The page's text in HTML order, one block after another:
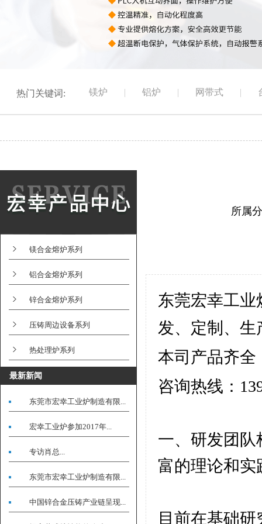
热门关键词: 镁炉 | 铝炉 | 网带式 |
镁合金熔炉系列
铝合金熔炉系列
锌合金熔炉系列
压铸周边设备系列
热处理炉系列
最新新闻
东莞市宏幸工业炉制造有限...
宏幸工业炉参加2017年...
专访肖总...
东莞市宏幸工业炉制造有限...
中国锌合金压铸产业链呈现...
所属
东莞宏幸工
发、定制、生
本司产品齐全
咨询热线：
一、研发团
富的理论和实
目前在基础